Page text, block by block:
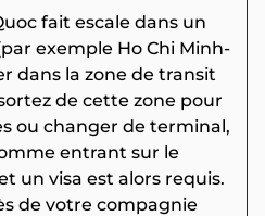
fait escale dans un
exemple Ho Chi Minh-
dans la zone de transit
de cette zone pour
ou changer de terminal,
entrant sur le
un visa est alors requis.
de votre compagnie